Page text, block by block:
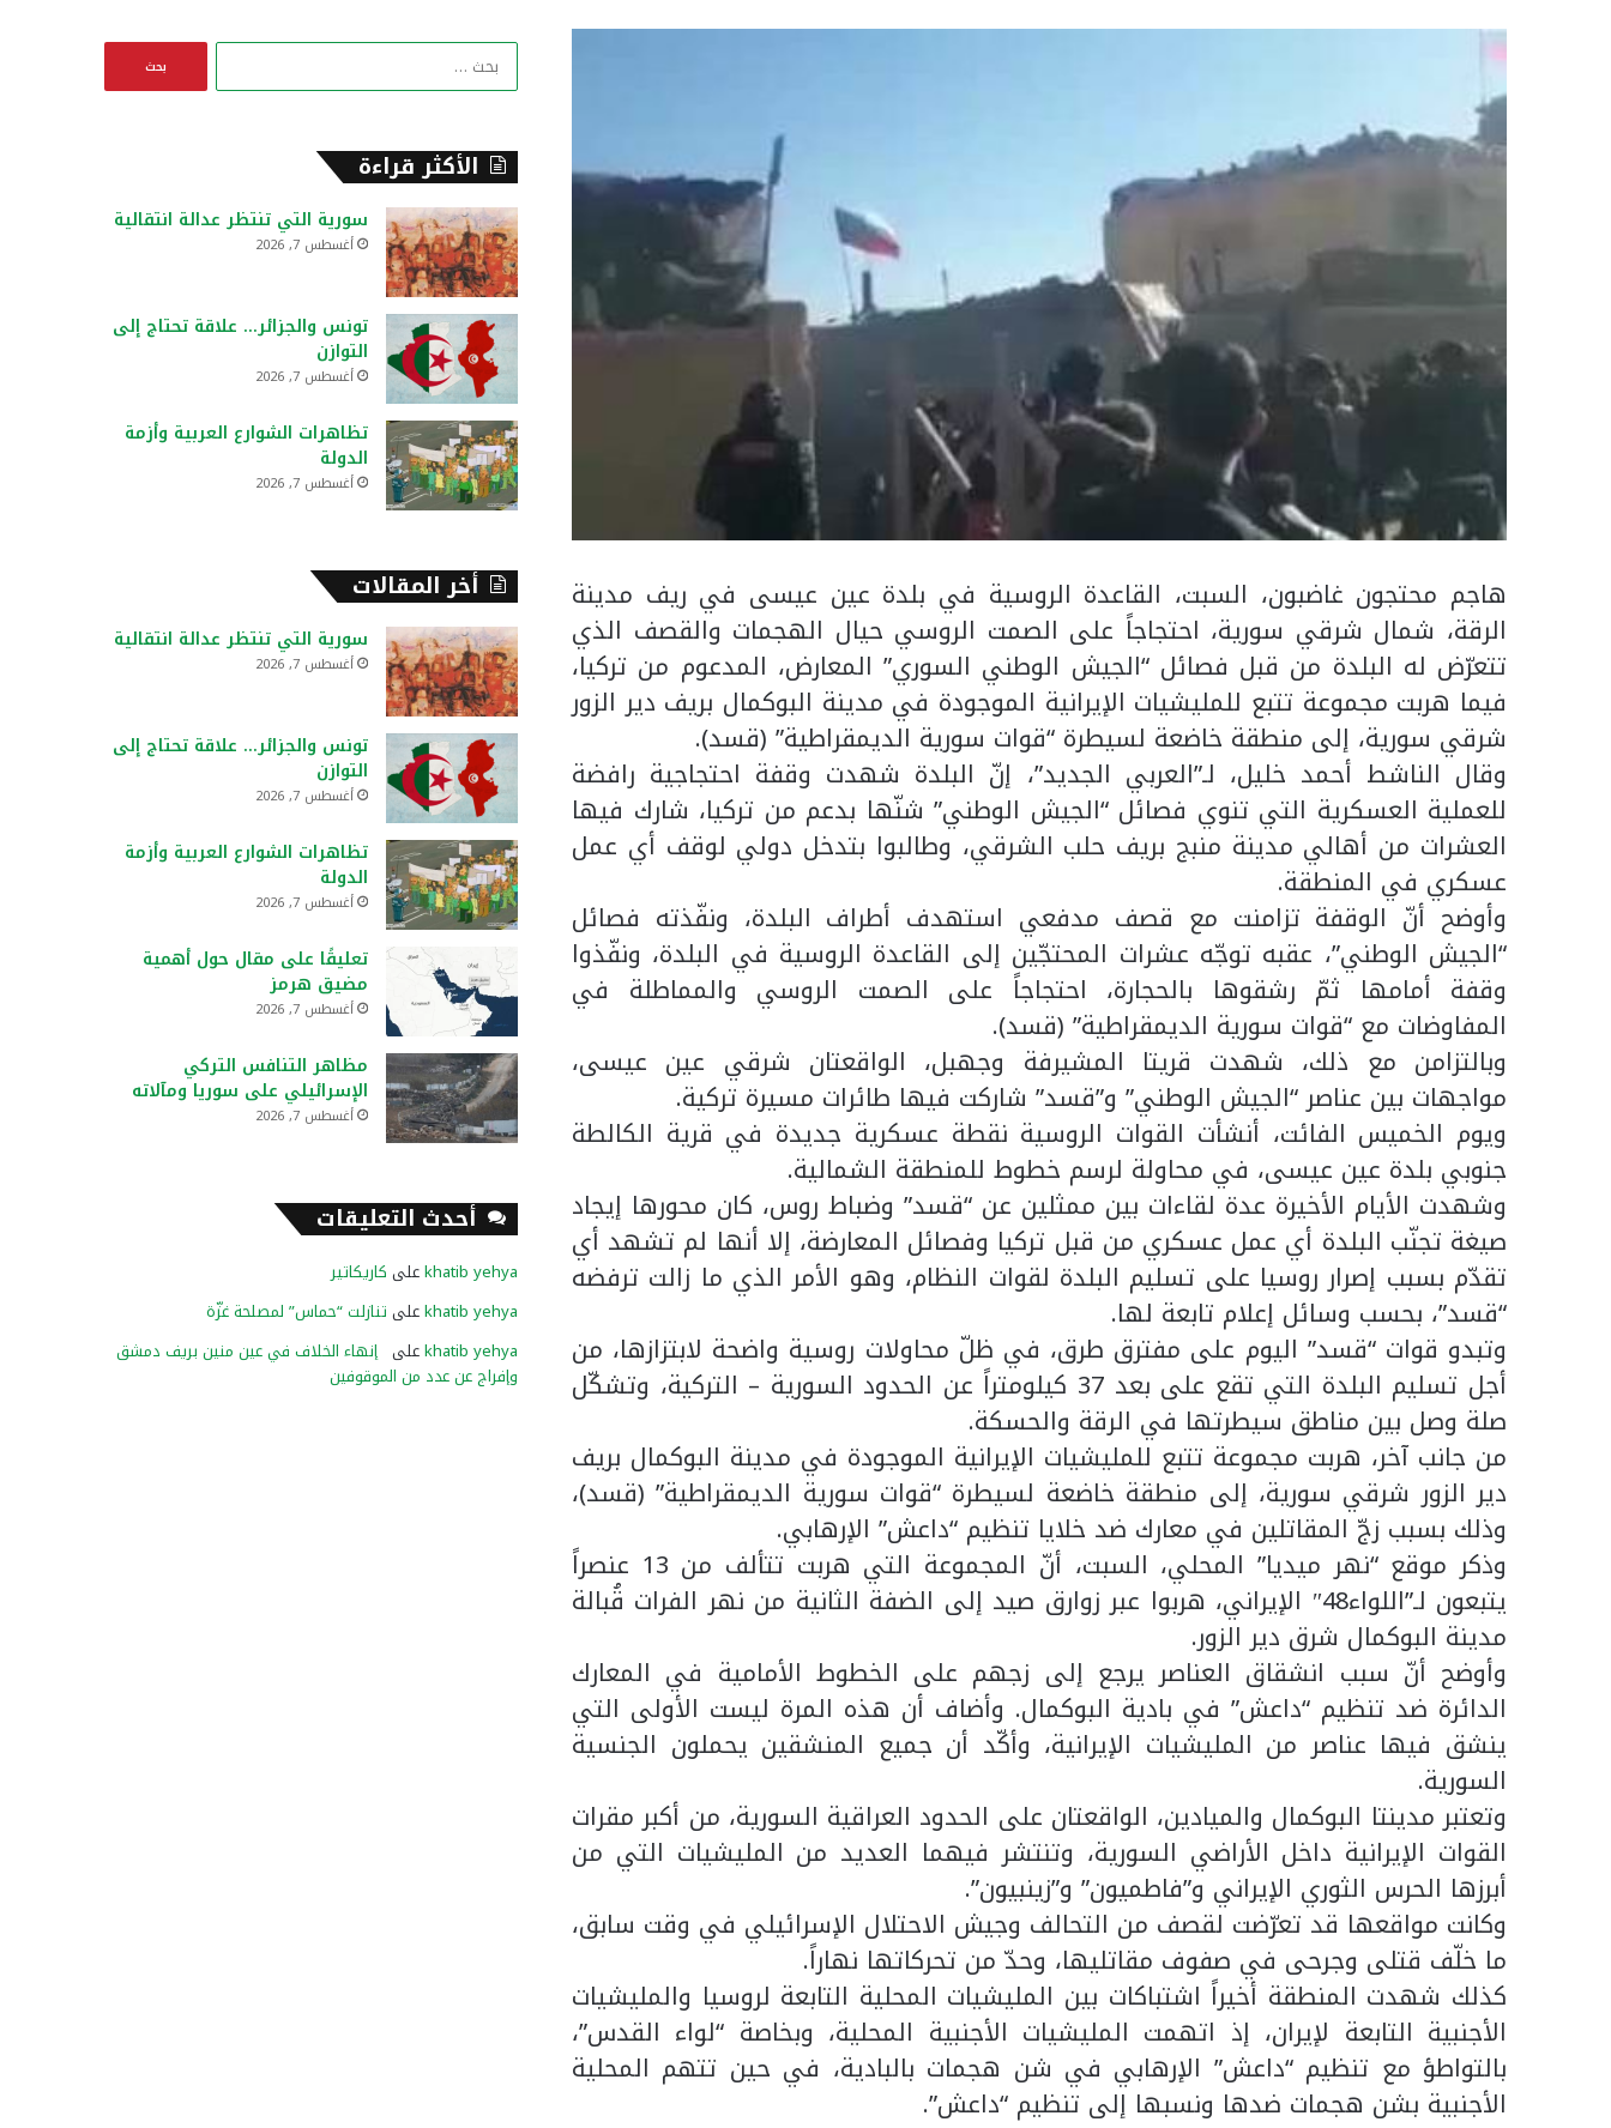
هاجم محتجون غاضبون، السبت، القاعدة الروسية في بلدة عين عيسى في ريف مدينة
الرقة، شمال شرقي سورية، احتجاجاً على الصمت الروسي حيال الهجمات والقصف الذي
تتعرّض له البلدة من قبل فصائل “الجيش الوطني السوري” المعارض، المدعوم من تركيا،
فيما هربت مجموعة تتبع للمليشيات الإيرانية الموجودة في مدينة البوكمال بريف دير الزور
شرقي سورية، إلى منطقة خاضعة لسيطرة “قوات سورية الديمقراطية” (قسد).
وقال الناشط أحمد خليل، لـ”العربي الجديد”، إنّ البلدة شهدت وقفة احتجاجية رافضة
للعملية العسكرية التي تنوي فصائل “الجيش الوطني” شنّها بدعم من تركيا، شارك فيها
العشرات من أهالي مدينة منبج بريف حلب الشرقي، وطالبوا بتدخل دولي لوقف أي عمل
عسكري في المنطقة.
وأوضح أنّ الوقفة تزامنت مع قصف مدفعي استهدف أطراف البلدة، ونفّذته فصائل
“الجيش الوطني”، عقبه توجّه عشرات المحتجّين إلى القاعدة الروسية في البلدة، ونفّذوا
وقفة أمامها ثمّ رشقوها بالحجارة، احتجاجاً على الصمت الروسي والمماطلة في
المفاوضات مع “قوات سورية الديمقراطية” (قسد).
وبالتزامن مع ذلك، شهدت قريتا المشيرفة وجهبل، الواقعتان شرقي عين عيسى،
مواجهات بين عناصر “الجيش الوطني” و”قسد” شاركت فيها طائرات مسيرة تركية.
ويوم الخميس الفائت، أنشأت القوات الروسية نقطة عسكرية جديدة في قرية الكالطة
جنوبي بلدة عين عيسى، في محاولة لرسم خطوط للمنطقة الشمالية.
وشهدت الأيام الأخيرة عدة لقاءات بين ممثلين عن “قسد” وضباط روس، كان محورها إيجاد
صيغة تجنّب البلدة أي عمل عسكري من قبل تركيا وفصائل المعارضة، إلا أنها لم تشهد أي
تقدّم بسبب إصرار روسيا على تسليم البلدة لقوات النظام، وهو الأمر الذي ما زالت ترفضه
“قسد”، بحسب وسائل إعلام تابعة لها.
وتبدو قوات “قسد” اليوم على مفترق طرق، في ظلّ محاولات روسية واضحة لابتزازها، من
أجل تسليم البلدة التي تقع على بعد 37 كيلومتراً عن الحدود السورية – التركية، وتشكّل
صلة وصل بين مناطق سيطرتها في الرقة والحسكة.
من جانب آخر، هربت مجموعة تتبع للمليشيات الإيرانية الموجودة في مدينة البوكمال بريف
دير الزور شرقي سورية، إلى منطقة خاضعة لسيطرة “قوات سورية الديمقراطية” (قسد)،
وذلك بسبب زجّ المقاتلين في معارك ضد خلايا تنظيم “داعش” الإرهابي.
وذكر موقع “نهر ميديا” المحلي، السبت، أنّ المجموعة التي هربت تتألف من 13 عنصراً
يتبعون لـ”اللواء48″ الإيراني، هربوا عبر زوارق صيد إلى الضفة الثانية من نهر الفرات قُبالة
مدينة البوكمال شرق دير الزور.
وأوضح أنّ سبب انشقاق العناصر يرجع إلى زجهم على الخطوط الأمامية في المعارك
الدائرة ضد تنظيم “داعش” في بادية البوكمال. وأضاف أن هذه المرة ليست الأولى التي
ينشق فيها عناصر من المليشيات الإيرانية، وأكّد أن جميع المنشقين يحملون الجنسية
السورية.
وتعتبر مدينتا البوكمال والميادين، الواقعتان على الحدود العراقية السورية، من أكبر مقرات
القوات الإيرانية داخل الأراضي السورية، وتنتشر فيهما العديد من المليشيات التي من
أبرزها الحرس الثوري الإيراني و”فاطميون” و”زينبيون”.
وكانت مواقعها قد تعرّضت لقصف من التحالف وجيش الاحتلال الإسرائيلي في وقت سابق،
ما خلّف قتلى وجرحى في صفوف مقاتليها، وحدّ من تحركاتها نهاراً.
كذلك شهدت المنطقة أخيراً اشتباكات بين المليشيات المحلية التابعة لروسيا والمليشيات
الأجنبية التابعة لإيران، إذ اتهمت المليشيات الأجنبية المحلية، وبخاصة “لواء القدس”،
بالتواطؤ مع تنظيم “داعش” الإرهابي في شن هجمات بالبادية، في حين تتهم المحلية
الأجنبية بشن هجمات ضدها ونسبها إلى تنظيم “داعش”.
ا
:
الأكثر قراءة
سورية التي تنتظر عدالة انتقالية
أغسطس 7, 2026
تونس والجزائر… علاقة تحتاج إلى
التوازن
أغسطس 7, 2026
تظاهرات الشوارع العربية وأزمة
الدولة
أغسطس 7, 2026
أخر المقالات
سورية التي تنتظر عدالة انتقالية
أغسطس 7, 2026
تونس والجزائر… علاقة تحتاج إلى
التوازن
أغسطس 7, 2026
تظاهرات الشوارع العربية وأزمة
الدولة
أغسطس 7, 2026
تعليقًا على مقال حول أهمية
مضيق هرمز
أغسطس 7, 2026
مظاهر التنافس التركي
الإسرائيلي على سوريا ومآلاته
أغسطس 7, 2026
أحدث التعليقات
khatib yehyaعلى كاريكاتير
khatib yehyaعلى تنازلت “حماس” لمصلحة غزّة
khatib yehyaعلى إنهاء الخلاف في عين منين بريف دمشق
وإفراج عن عدد من الموقوفين